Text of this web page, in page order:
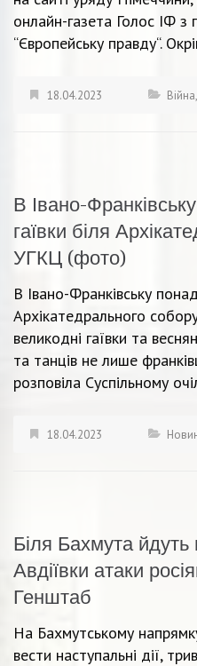
онлайн-газета Голос ІФ з
“Європейську правду“.
18.04.2023 Війна,
В Івано-
гаївки біля
УГКЦ (фото)
В Івано-Франківську
Архікатедрального
великодні гаївки та
та танців не лише
розповіла Суспільному
18.04.2023
Біля Бахмута йдуть
Авдіївки атаки
Генштаб
На Бахмутському
вести наступальні дії,